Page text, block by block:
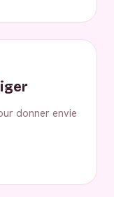
donner envie